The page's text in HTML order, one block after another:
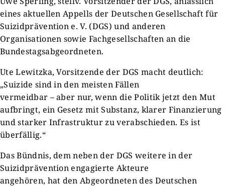
eines aktuellen Appells der Deutschen Gesellschaft für
Suizidprävention e. V. (DGS) und anderen
Organisationen sowie Fachgesellschaften an die
Bundestagsabgeordneten.
Ute Lewitzka, Vorsitzende der DGS macht deutlich:
„Suizide sind in den meisten Fällen
vermeidbar – aber nur, wenn die Politik jetzt den Mut
aufbringt, ein Gesetz mit Substanz, klarer Finanzierung
und starker Infrastruktur zu verabschieden. Es ist
überfällig.“
Das Bündnis, dem neben der DGS weitere in der
Suizidprävention engagierte Akteure
angehören, hat den Abgeordneten des Deutschen